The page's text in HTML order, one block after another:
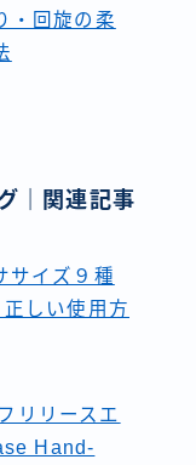
・回旋の柔
｜関連記事
サイズ９種
しい使用方
リリースエ
Hand-